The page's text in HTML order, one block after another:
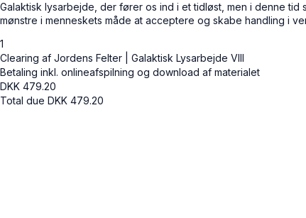
Galaktisk lysarbejde, der fører os ind i et tidløst, men i denne
mønstre i menneskets måde at acceptere og skabe handling i
1
Clearing af Jordens Felter | Galaktisk Lysarbejde VIII
Betaling inkl. onlineafspilning og download af materialet
DKK 479.20
Total due DKK 479.20